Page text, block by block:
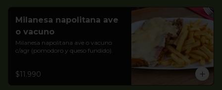
Milanesa napolitana ave
o vacuno
Milanesa napolitana ave o vacuno
c/agr (pomodoro y queso fundido).
$11.990